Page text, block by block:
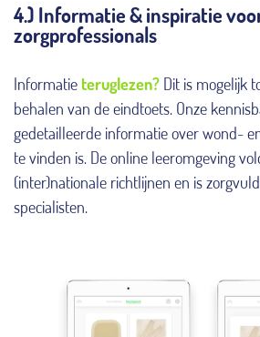
4.) Informatie & inspiratie
zorgprofessionals
Informatieteruglezen? Dit is mogelijk
behalen van de eindtoets. Onze
gedetailleerde informatie over wond-
te vinden is. De online leeromgeving
(inter)nationale richtlijnen en is
specialisten.